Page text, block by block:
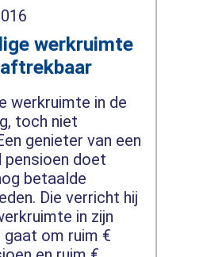
werkruimte
werkruimte in de
toch niet
genieter van een
pensioen doet
betaalde
Die verricht hij
in zijn
om ruim €